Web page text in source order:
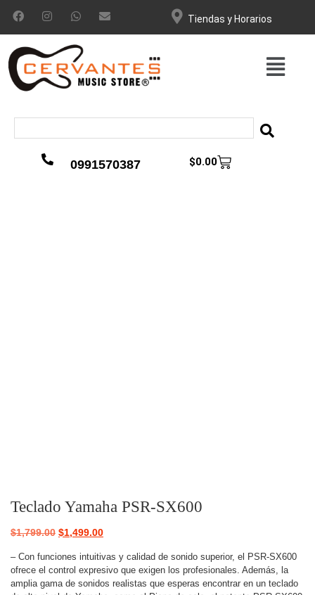
Tiendas y Horarios
0991570387 $0.00
Teclado Yamaha PSR-SX600
$1,799.00 $1,499.00
– Con funciones intuitivas y calidad de sonido superior, el PSR-SX600
ofrece el control expresivo que exigen los profesionales. Además, la
amplia gama de sonidos realistas que esperas encontrar en un teclado